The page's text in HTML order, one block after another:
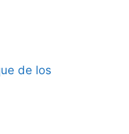
de los